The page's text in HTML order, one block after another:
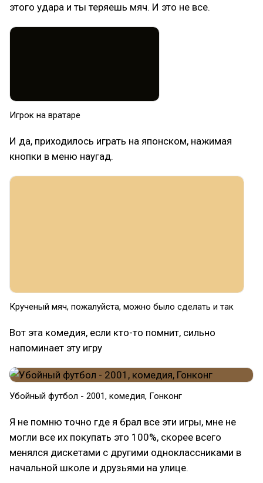
этого удара и ты теряешь мяч. И это не все.
Игрок на вратаре
И да, приходилось играть на японском, нажимая
кнопки в меню наугад.
Крученый мяч, пожалуйста, можно было сделать и так
Вот эта комедия, если кто-то помнит, сильно
напоминает эту игру
Убойный футбол - 2001, комедия, Гонконг
Я не помню точно где я брал все эти игры, мне не
могли все их покупать это 100%, скорее всего
менялся дискетами с другими одноклассниками в
начальной школе и друзьями на улице.